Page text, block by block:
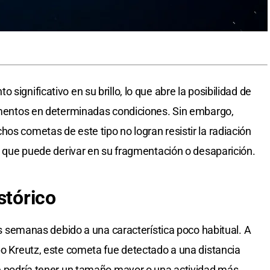
significativo en su brillo, lo que abre la posibilidad de
en determinadas condiciones. Sin embargo,
cometas de este tipo no logran resistir la radiación
puede derivar en su fragmentación o desaparición.
debido a una característica poco habitual. A
Kreutz, este cometa fue detectado a una distancia